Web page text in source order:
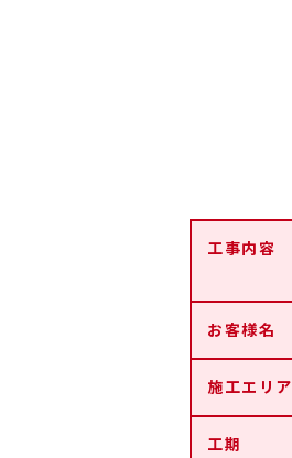
工事内容
お客様名
施工エリア
工期